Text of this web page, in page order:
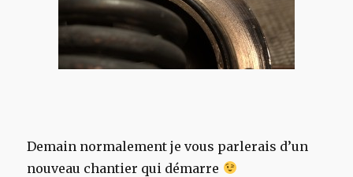
Demain normalement je vous parlerais d’un
nouveau chantier qui démarre